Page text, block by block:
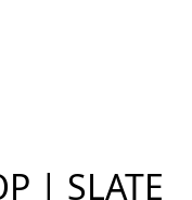
| SLATE